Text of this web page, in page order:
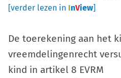
[verder lezen in InView]
De toerekening aan het
vreemdelingenrecht
kind in artikel 8 EVRM